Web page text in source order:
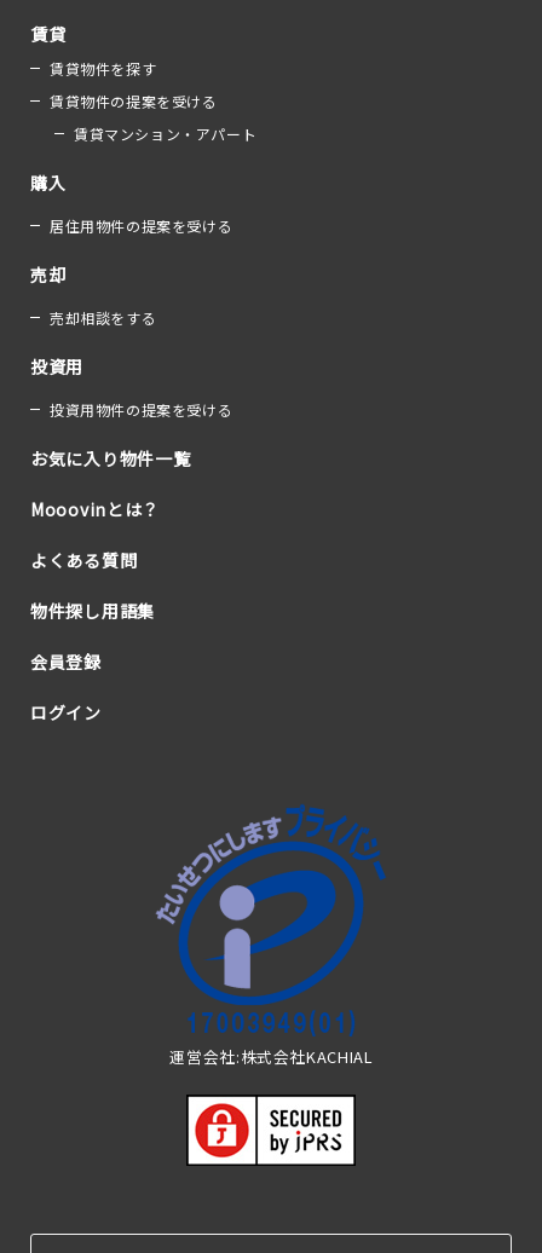
賃貸
賃貸物件を探す
賃貸物件の提案を受ける
賃貸マンション・アパート
購入
居住用物件の提案を受ける
売却
売却相談をする
投資用
投資用物件の提案を受ける
お気に入り物件一覧
Mooovinとは？
よくある質問
物件探し用語集
会員登録
ログイン
運営会社:株式会社KACHIAL